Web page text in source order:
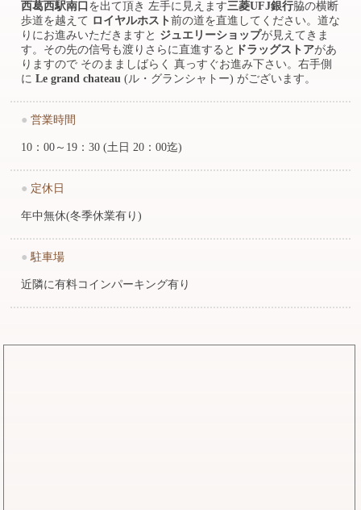
西葛西駅南口 を出て頂き 左手に見えます三菱UFJ銀行脇の横断
歩道を越えて ロイヤルホスト 前の道を直進してください。道な
りにお進みいただきますと ジュエリーショップが見えてきま
す。その先の信号も渡りさらに直進すると ドラッグストアがあ
りますので そのまましばらく 真っすぐお進み下さい。右手側
に Le grand chateau (ル・グランシャトー) がございます。
● 営業時間
10：00～19：30 (土日 20：00迄)
● 定休日
年中無休(冬季休業有り)
● 駐車場
近隣に有料コインパーキング有り